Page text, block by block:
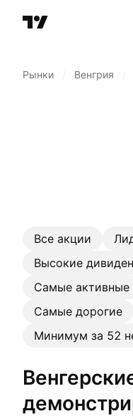
Рынки Венгрия
Все акции
Высокие
Самые активные
Самые дорогие
Минимум за 52
Венгерские компании, которые